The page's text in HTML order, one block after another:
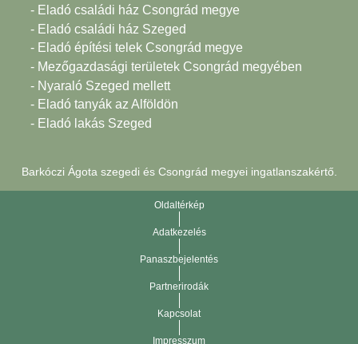
- Eladó családi ház Csongrád megye
- Eladó családi ház Szeged
- Eladó építési telek Csongrád megye
- Mezőgazdasági területek Csongrád megyében
- Nyaraló Szeged mellett
- Eladó tanyák az Alföldön
- Eladó lakás Szeged
Barkóczi Ágota szegedi és Csongrád megyei ingatlanszakértő.
Oldaltérkép
Adatkezelés
Panaszbejelentés
Partnerirodák
Kapcsolat
Impresszum